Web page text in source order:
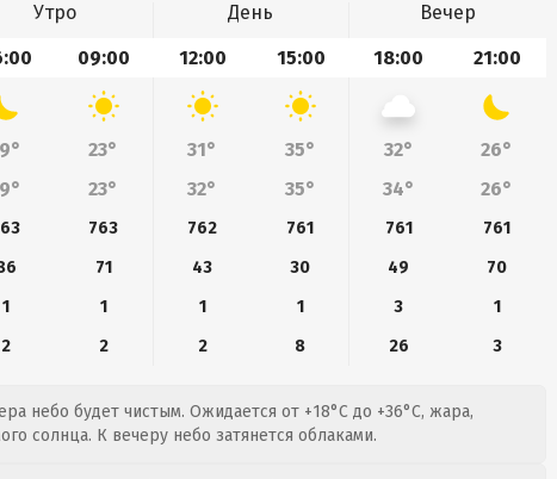
Утро День
Вечер
09:00 12:00 15:00 18:00 21:00
23° 31° 35° 32°
26°
23° 32° 35° 34° 26°
763 762 761 761
761
71 43 30 49
70
1 1 1 1 3
1
2 2 2 8 26 3
небо будет чистым. Ожидается от +18°C до +36°C, жара,
солнца. К вечеру небо затянется облаками.